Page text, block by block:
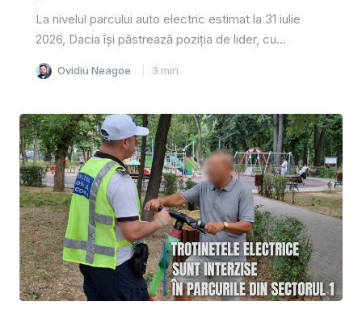
La nivelul parcului auto electric estimat la 31 iulie
2026, Dacia își păstrează poziția de lider, cu...
Ovidiu Neagoe 3 min